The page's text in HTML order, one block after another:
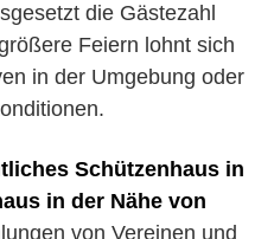
die Gästezahl
Feiern lohnt sich
in der Umgebung oder
Schützenhaus in
in der Nähe von
von Vereinen und